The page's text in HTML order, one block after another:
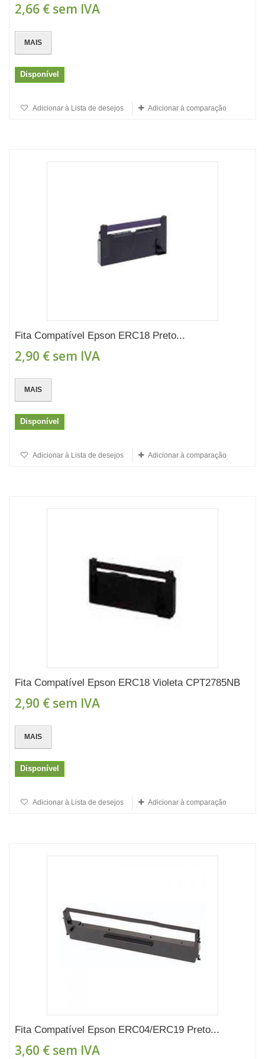
2,66 € sem IVA
MAIS
Disponível
Adicionar à Lista de desejos Adicionar à comparação
Fita Compatível Epson ERC18 Preto...
2,90 € sem IVA
MAIS
Disponível
Adicionar à Lista de desejos Adicionar à comparação
Fita Compatível Epson ERC18 Violeta CPT2785NB
2,90 € sem IVA
MAIS
Disponível
Adicionar à Lista de desejos Adicionar à comparação
Fita Compatível Epson ERC04/ERC19 Preto...
3,60 € sem IVA